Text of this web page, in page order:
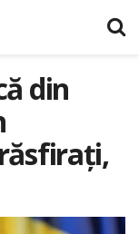
din